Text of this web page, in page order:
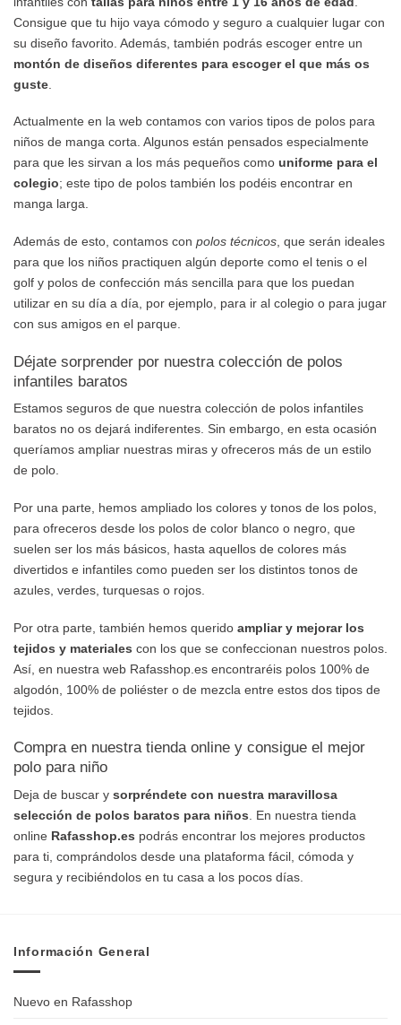
Consigue que tu hijo vaya cómodo y seguro a cualquier lugar con
su diseño favorito. Además, también podrás escoger entre un
montón de diseños diferentes para escoger el que más os
guste
Actualmente en la web contamos con varios tipos de polos para
niños de manga corta. Algunos están pensados especialmente
para que les sirvan a los más pequeños como uniforme para el
colegio; este tipo de polos también los podéis encontrar en
manga larga.
Además de esto, contamos con polos técnicos , que serán ideales
para que los niños practiquen algún deporte como el tenis o el
golf y polos de confección más sencilla para que los puedan
utilizar en su día a día, por ejemplo, para ir al colegio o para jugar
con sus amigos en el parque.
Déjate sorprender por nuestra colección de polos
infantiles baratos
Estamos seguros de que nuestra colección de polos infantiles
baratos no os dejará indiferentes. Sin embargo, en esta ocasión
queríamos ampliar nuestras miras y ofreceros más de un estilo
de polo.
Por una parte, hemos ampliado los colores y tonos de los polos,
para ofreceros desde los polos de color blanco o negro, que
suelen ser los más básicos, hasta aquellos de colores más
divertidos e infantiles como pueden ser los distintos tonos de
azules, verdes, turquesas o rojos.
Por otra parte, también hemos querido ampliar y mejorar los
tejidos y materiales con los que se confeccionan nuestros polos.
Así, en nuestra web Rafasshop.es encontraréis polos 100% de
algodón, 100% de poliéster o de mezcla entre estos dos tipos de
tejidos.
Compra en nuestra tienda online y consigue el mejor
polo para niño
Deja de buscar y sorpréndete con nuestra maravillosa
selección de polos baratos para niños . En nuestra tienda
online Rafasshop.es podrás encontrar los mejores productos
para ti, comprándolos desde una plataforma fácil, cómoda y
segura y recibiéndolos en tu casa a los pocos días.
Información General
Nuevo en Rafasshop